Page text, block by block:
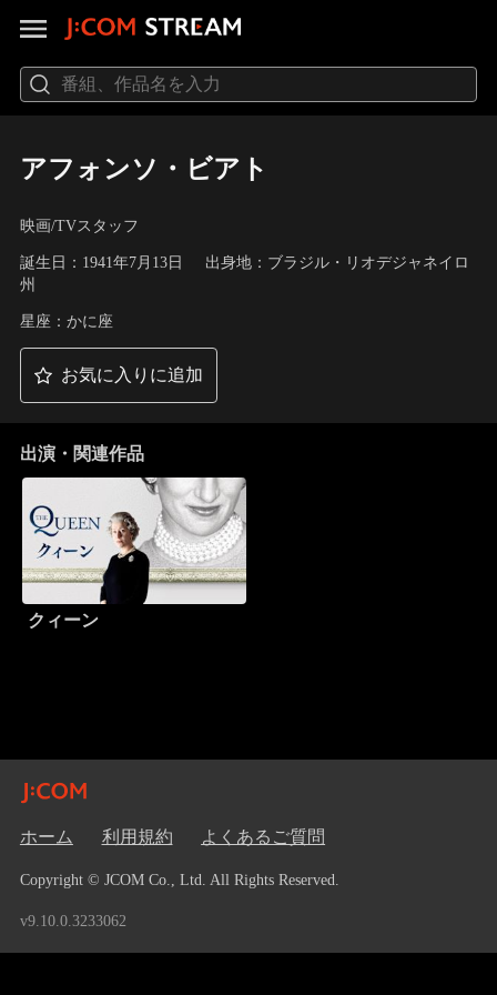
アフォンソ・ビアト
映画/TVスタッフ
誕生日：1941年7月13日
出身地：ブラジル・リオデジャネイロ
州
星座：かに座
お気に入りに追加
出演・関連作品
クィーン
ホーム 利用規約 よくあるご質問
Copyright © JCOM Co., Ltd. All Rights Reserved.
v9.10.0.3233062